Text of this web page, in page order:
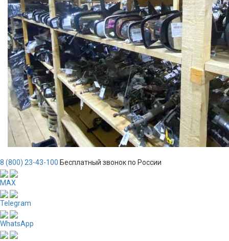
8 (800) 23-43-100 Бесплатный звонок по России
MAX
Telegram
WhatsApp